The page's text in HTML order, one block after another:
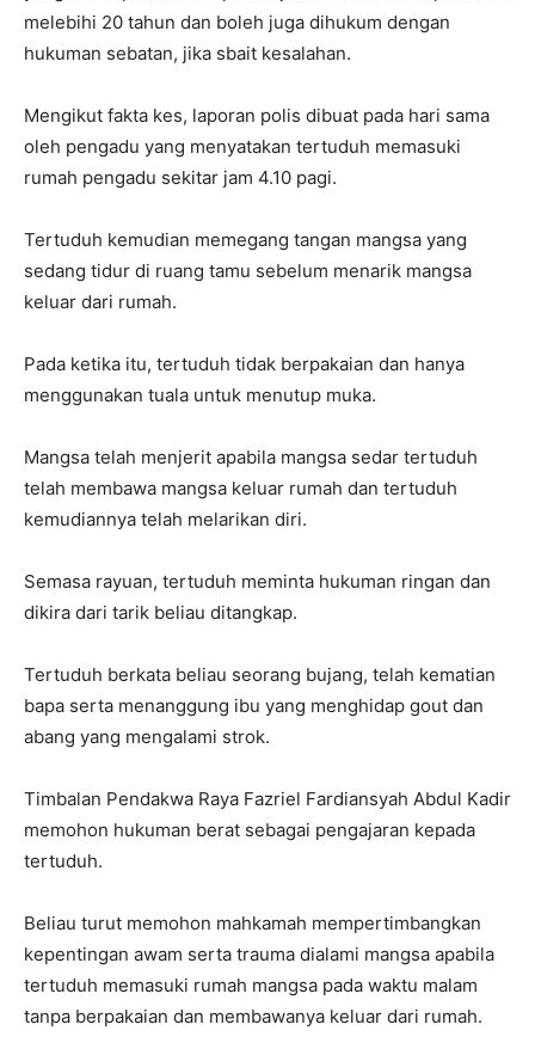
melebihi 20 tahun dan boleh juga dihukum dengan
hukuman sebatan, jika sbait kesalahan.
Mengikut fakta kes, laporan polis dibuat pada hari sama
oleh pengadu yang menyatakan tertuduh memasuki
rumah pengadu sekitar jam 4.10 pagi.
Tertuduh kemudian memegang tangan mangsa yang
sedang tidur di ruang tamu sebelum menarik mangsa
keluar dari rumah.
Pada ketika itu, tertuduh tidak berpakaian dan hanya
menggunakan tuala untuk menutup muka.
Mangsa telah menjerit apabila mangsa sedar tertuduh
telah membawa mangsa keluar rumah dan tertuduh
kemudiannya telah melarikan diri.
Semasa rayuan, tertuduh meminta hukuman ringan dan
dikira dari tarik beliau ditangkap.
Tertuduh berkata beliau seorang bujang, telah kematian
bapa serta menanggung ibu yang menghidap gout dan
abang yang mengalami strok.
Timbalan Pendakwa Raya Fazriel Fardiansyah Abdul Kadir
memohon hukuman berat sebagai pengajaran kepada
tertuduh.
Beliau turut memohon mahkamah mempertimbangkan
kepentingan awam serta trauma dialami mangsa apabila
tertuduh memasuki rumah mangsa pada waktu malam
tanpa berpakaian dan membawanya keluar dari rumah.